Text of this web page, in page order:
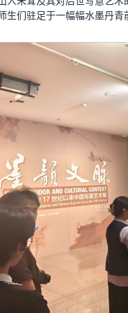
生们驻足于一幅幅水墨丹